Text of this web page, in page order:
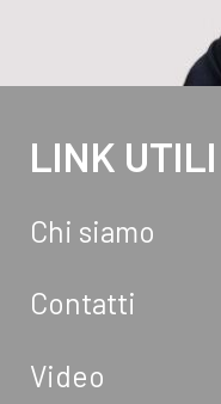
LINK UTILI
Chi siamo
Contatti
Video